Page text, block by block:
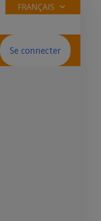
FRANÇAIS
Se connecter